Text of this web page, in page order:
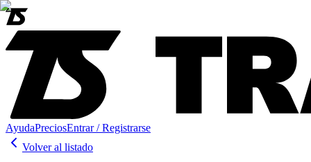
AyudaPreciosEntrar / Registrarse
Volver al listado